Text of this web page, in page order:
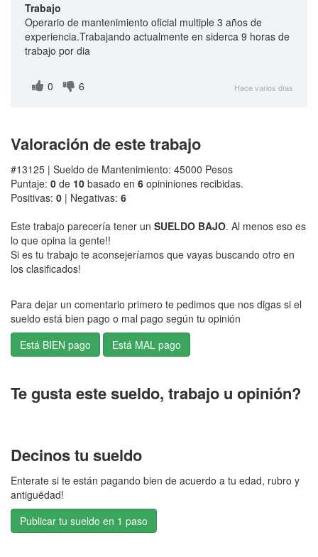
Trabajo
Operario de mantenimiento oficial multiple 3 años de
experiencia.Trabajando actualmente en siderca 9 horas de
trabajo por dia
0 6 Hace varios días
Valoración de este trabajo
#13125 | Sueldo de Mantenimiento: 45000 Pesos
Puntaje: 0 de 10 basado en 6 opininiones recibidas.
Positivas: 0 | Negativas: 6
Este trabajo parecería tener un SUELDO BAJO. Al menos eso es
lo que opina la gente!!
Si es tu trabajo te aconsejeríamos que vayas buscando otro en
los clasificados!
Para dejar un comentario primero te pedimos que nos digas si el
sueldo está bien pago o mal pago según tu opinión
Te gusta este sueldo, trabajo u opinión?
Decinos tu sueldo
Enterate si te están pagando bien de acuerdo a tu edad, rubro y
antiguëdad!
Publicar tu sueldo en 1 paso